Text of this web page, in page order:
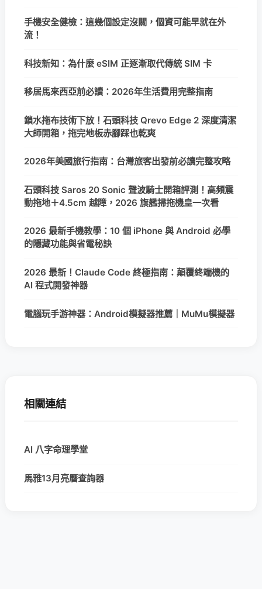
手機安全健檢：這幾個設定沒關，個資可能早就在外
流！
科技新知：為什麼 eSIM 正逐漸取代傳統 SIM 卡
移居馬來西亞前必讀：2026年生活費用完整指南
鎖水拖布技術下放！石頭科技 Qrevo Edge 2 深度清潔
大師開箱，拖完地板赤腳踩也乾爽
2026年美國旅行指南：台灣旅客出發前必讀完整攻略
石頭科技 Saros 20 Sonic 聲波騎士開箱評測！高頻震
動拖地＋4.5cm 越障，2026 旗艦掃拖機皇一次看
2026 最新手機教學：10 個 iPhone 與 Android 必學
的隱藏功能與省電秘訣
2026 最新！Claude Code 終極指南：顛覆終端機的
AI 程式開發神器
電腦玩手游神器：Android模擬器推薦｜MuMu模擬器
相關連結
AI 八字命理學堂
馬雅13月亮曆查詢器